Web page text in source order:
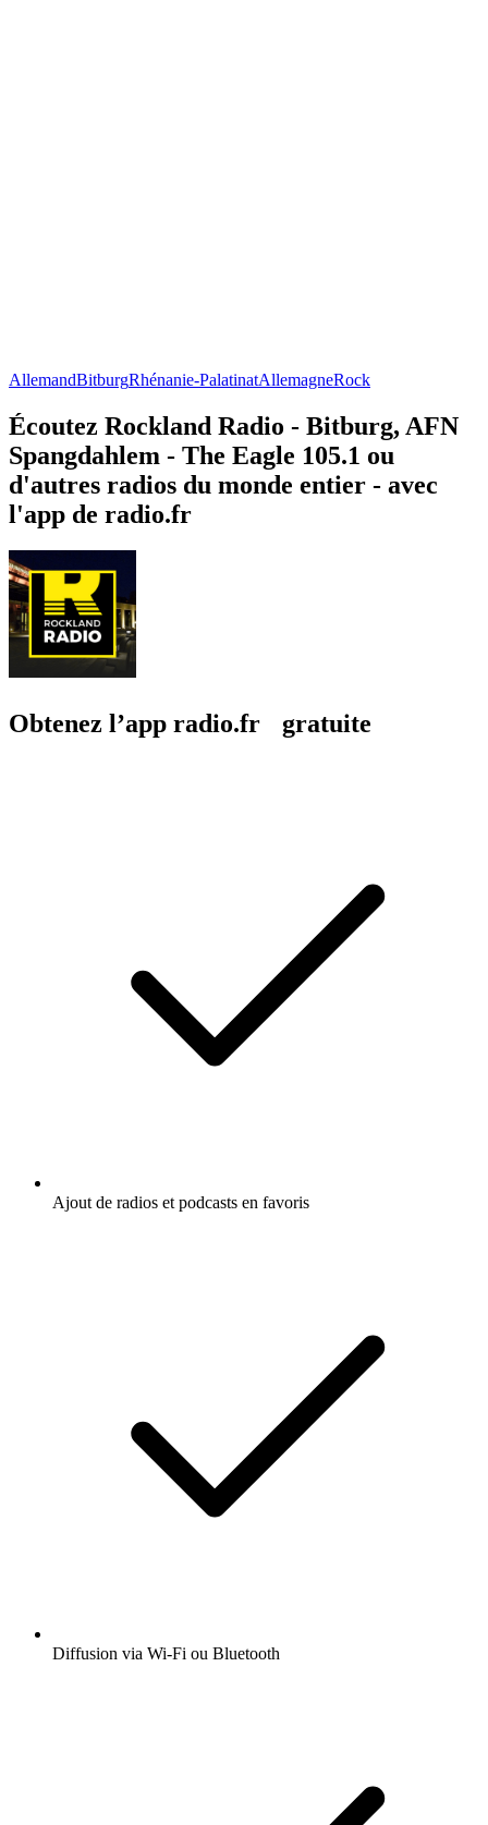
AllemandBitburgRhénanie-PalatinatAllemagneRock
Écoutez Rockland Radio - Bitburg, AFN
Spangdahlem - The Eagle 105.1 ou
d'autres radios du monde entier - avec
l'app de radio.fr
Obtenez l’app radio.fr gratuite
Ajout de radios et podcasts en favoris
Diffusion via Wi-Fi ou Bluetooth